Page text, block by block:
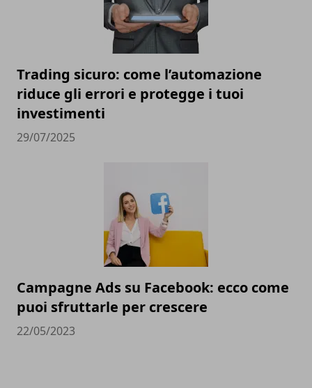
Trading sicuro: come l’automazione
riduce gli errori e protegge i tuoi
investimenti
29/07/2025
Campagne Ads su Facebook: ecco come
puoi sfruttarle per crescere
22/05/2023